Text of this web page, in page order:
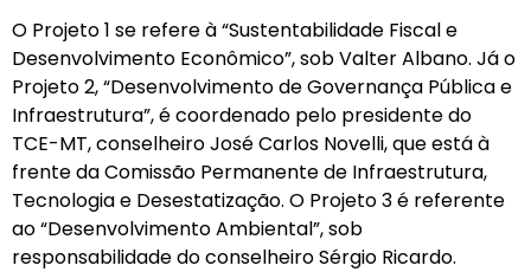
O Projeto 1 se refere à “Sustentabilidade Fiscal e
Desenvolvimento Econômico”, sob Valter Albano. Já o
Projeto 2, “Desenvolvimento de Governança Pública e
Infraestrutura”, é coordenado pelo presidente do
TCE-MT, conselheiro José Carlos Novelli, que está à
frente da Comissão Permanente de Infraestrutura,
Tecnologia e Desestatização. O Projeto 3 é referente
ao “Desenvolvimento Ambiental”, sob
responsabilidade do conselheiro Sérgio Ricardo.